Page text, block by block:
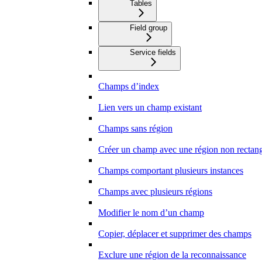
Tables
Field group
Service fields
Champs d’index
Lien vers un champ existant
Champs sans région
Créer un champ avec une région non
Champs comportant plusieurs instances
Champs avec plusieurs régions
Modifier le nom d’un champ
Copier, déplacer et supprimer des champs
Exclure une région de la reconnaissance